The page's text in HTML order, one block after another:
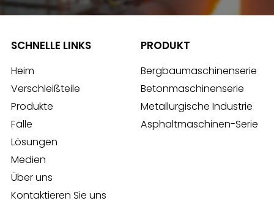
SCHNELLE LINKS
Heim
Verschleißteile
Produkte
Fälle
Lösungen
Medien
Über uns
Kontaktieren Sie uns
PRODUKT
Bergbaumaschinenserie
Betonmaschinenserie
Metallurgische Industrie
Asphaltmaschinen-Serie